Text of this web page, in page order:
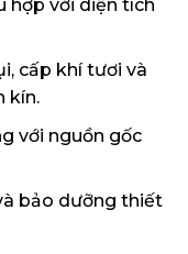
hợp với diện tích
cấp khí tươi và
kín.
với nguồn gốc
bảo dưỡng thiết